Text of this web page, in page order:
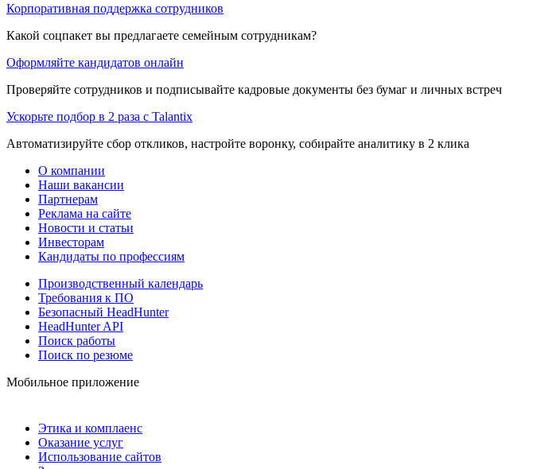
Корпоративная поддержка сотрудников
Какой соцпакет вы предлагаете семейным сотрудникам?
Оформляйте кандидатов онлайн
Проверяйте сотрудников и подписывайте кадровые документы без бумаг и личных встреч
Ускорьте подбор в 2 раза с Talantix
Автоматизируйте сбор откликов, настройте воронку, собирайте аналитику в 2 клика
О компании
Наши вакансии
Партнерам
Реклама на сайте
Новости и статьи
Инвесторам
Кандидаты по профессиям
Производственный календарь
Требования к ПО
Безопасный HeadHunter
HeadHunter API
Поиск работы
Поиск по резюме
Мобильное приложение
Этика и комплаенс
Оказание услуг
Использование сайтов